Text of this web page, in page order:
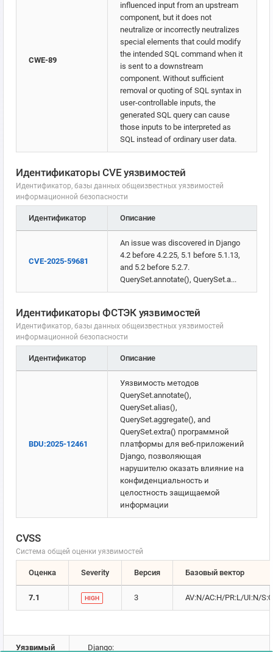
CWE-89
influenced input from an upstream
component, but it does not
neutralize or incorrectly neutralizes
special elements that could modify
the intended SQL command when it
is sent to a downstream
component. Without sufficient
removal or quoting of SQL syntax in
user-controllable inputs, the
generated SQL query can cause
those inputs to be interpreted as
SQL instead of ordinary user data.
Идентификаторы CVE уязвимостей
Идентификатор, базы данных общеизвестных уязвимостей
информационной безопасности
Идентификатор Описание
CVE-2025-59681
An issue was discovered in Django
4.2 before 4.2.25, 5.1 before 5.1.13,
and 5.2 before 5.2.7.
QuerySet.annotate(), QuerySet.a...
Идентификаторы ФСТЭК уязвимостей
Идентификатор, базы данных общеизвестных уязвимостей
информационной безопасности
Идентификатор Описание
BDU:2025-12461
Уязвимость методов
QuerySet.annotate(),
QuerySet.alias(),
QuerySet.aggregate(), and
QuerySet.extra() программной
платформы для веб-приложений
Django, позволяющая
нарушителю оказать влияние на
конфиденциальность и
целостность защищаемой
информации
CVSS
Система общей оценки уязвимостей
Оценка Severity Версия Базовый вектор
7.1 HIGH 3 AV:N/AC:H/PR:L/UI:N/
Уязвимый Django: